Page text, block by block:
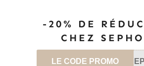
-20% DE
CHEZ
LE CODE PROMO SEP